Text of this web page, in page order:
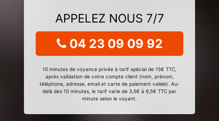
APPELEZ NOUS 7/7
04 23 09 09 92
10 minutes de voyance privée à tarif spécial de 15€ TTC,
après validation de votre compte client (nom, prénom,
téléphone, adresse, email et carte de paiement valide). Au-
delà des 10 minutes, le tarif varie de 3,5€ à 9,5€ TTC par
minute selon le voyant.